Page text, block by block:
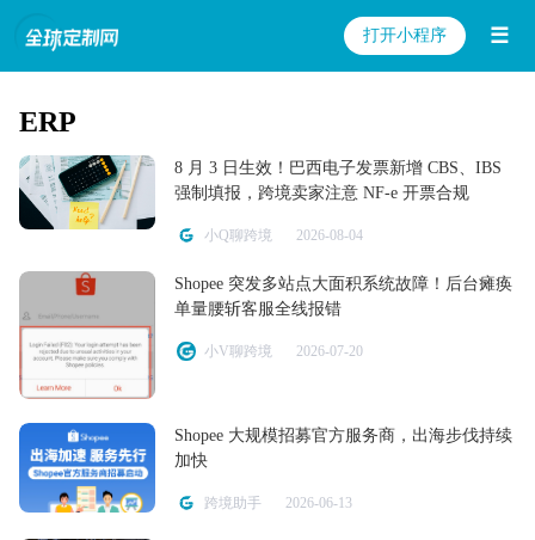
打开小程序 ☰
ERP
8 月 3 日生效！巴西电子发票新增 CBS、IBS
强制填报，跨境卖家注意 NF-e 开票合规
小Q聊跨境 2026-08-04
Shopee 突发多站点大面积系统故障！后台瘫痪
单量腰斩客服全线报错
小V聊跨境 2026-07-20
Shopee 大规模招募官方服务商，出海步伐持续
加快
跨境助手 2026-06-13